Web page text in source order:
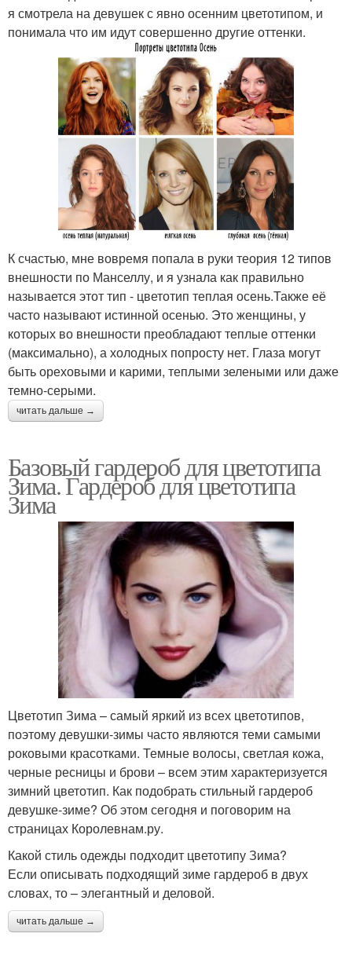
я смотрела на девушек с явно осенним цветотипом, и
понимала что им идут совершенно другие оттенки.
К счастью, мне вовремя попала в руки теория 12 типов
внешности по Манселлу, и я узнала как правильно
называется этот тип - цветотип теплая осень.Также её
часто называют истинной осенью. Это женщины, у
которых во внешности преобладают теплые оттенки
(максимально), а холодных попросту нет. Глаза могут
быть ореховыми и карими, теплыми зелеными или даже
темно-серыми.
читать дальше →
Базовый гардероб для цветотипа
Зима. Гардероб для цветотипа
Зима
Цветотип Зима – самый яркий из всех цветотипов,
поэтому девушки-зимы часто являются теми самыми
роковыми красотками. Темные волосы, светлая кожа,
черные ресницы и брови – всем этим характеризуется
зимний цветотип. Как подобрать стильный гардероб
девушке-зиме? Об этом сегодня и поговорим на
страницах Королевнам.ру.
Какой стиль одежды подходит цветотипу Зима?
Если описывать подходящий зиме гардероб в двух
словах, то – элегантный и деловой.
читать дальше →